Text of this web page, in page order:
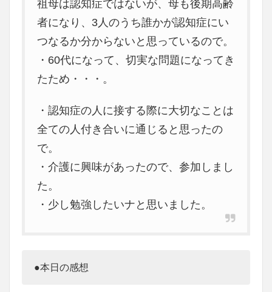
祖母は認知症ではないが、母も後期高齢
者になり、3人のうち誰かが認知症にい
つなるか分からないと思っているので。
・60代になって、切実な問題になってき
たため・・・。
・認知症の人に接する際に大切なことは
全ての人付き合いに通じると思ったの
で。
・介護に興味があったので、参加しまし
た。
・少し勉強したいナと思いました。
●本日の感想